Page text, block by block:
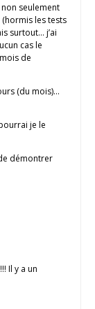
non seulement
les tests
surtout… j’ai
cas le
de
(du mois)…
je le
démontrer
Il y a un